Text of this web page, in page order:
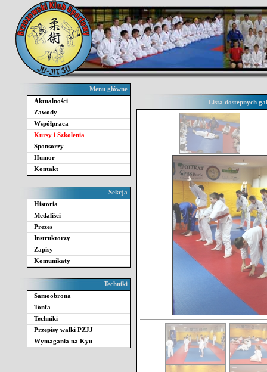
Menu główne
Aktualności
Zawody
Współpraca
Kursy i Szkolenia
Sponsorzy
Humor
Kontakt
Sekcja
Historia
Medaliści
Prezes
Instruktorzy
Zapisy
Komunikaty
Techniki
Samoobrona
Tonfa
Techniki
Przepisy walki PZJJ
Wymagania na Kyu
Lista dostepnych